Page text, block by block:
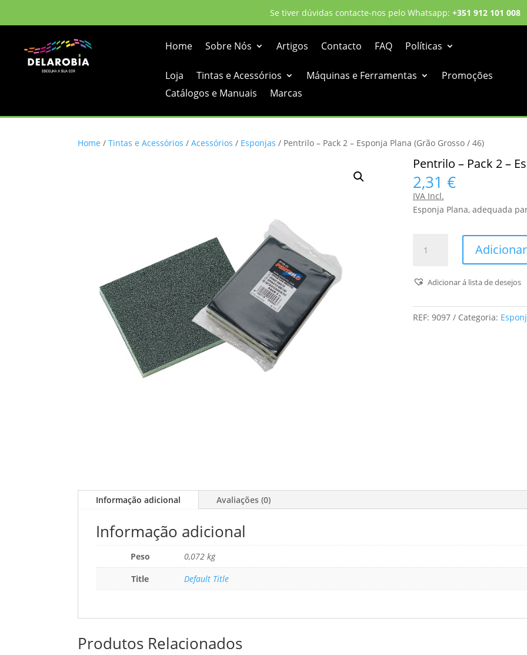
Se tiver dúvidas contacte-nos pelo Whatsapp: +351 912 101 008
Home Sobre Nós Artigos Contacto FAQ Políticas
Loja Tintas e Acessórios Máquinas e Ferramentas
Promoções
Catálogos e Manuais
Marcas
Home / Tintas e Acessórios / Acessórios / Esponjas / Pentrilo – Pack 2 – Esponja Plana (Grão Grosso / 46)
Pentrilo – Pack 2 –
2,31 €
IVA Incl.
Esponja Plana, adequada
-
2
-
Adicionar
Adicionar á lista de desejos
REF: 9097 Categoria:
Informação adicional Avaliações (0)
Informação adicional
Peso
0,072 kg
Title
Default Title
Produtos Relacionados